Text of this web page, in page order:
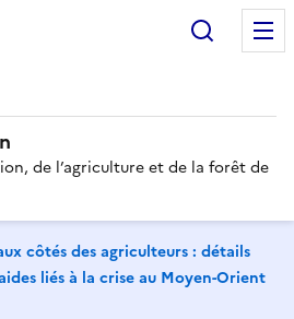
de l’agriculture et de la forêt de
côtés des agriculteurs : détails
liés à la crise au Moyen-Orient